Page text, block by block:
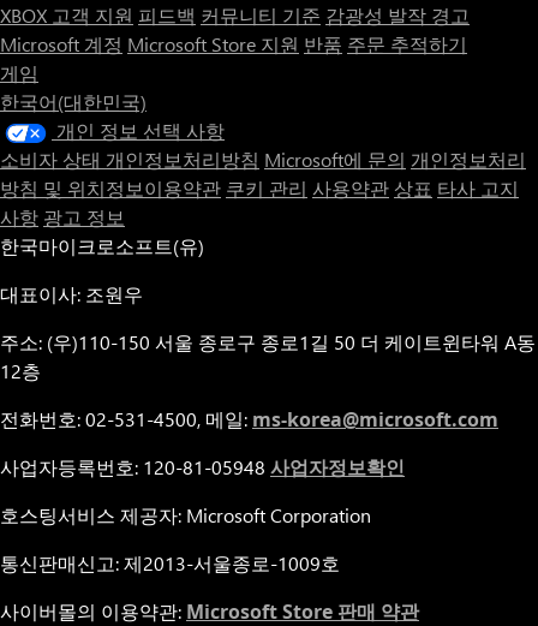
XBOX 고객 지원 피드백 커뮤니티 기준 감광성 발작 경고
Microsoft 계정 Microsoft Store 지원 반품 주문 추적하기
게임
한국어(대한민국)
개인 정보 선택 사항
소비자 상태 개인정보처리방침 Microsoft에 문의 개인정보처리
방침 및 위치정보이용약관 쿠키 관리 사용약관 상표 타사 고지
사항 광고 정보
한국마이크로소프트(유)
대표이사: 조원우
주소: (우)110-150 서울 종로구 종로1길 50 더 케이트윈타워 A동
12층
전화번호: 02-531-4500, 메일: ms-korea@microsoft.com
사업자등록번호: 120-81-05948 사업자정보확인
호스팅서비스 제공자: Microsoft Corporation
통신판매신고: 제2013-서울종로-1009호
사이버몰의 이용약관: Microsoft Store 판매 약관